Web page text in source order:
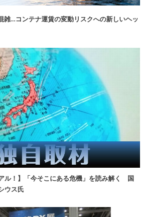
雑…コンテナ運賃の変動リスクへの新しいヘッ
ル！】「今そこにある危機」を読み解く 国
ウス氏